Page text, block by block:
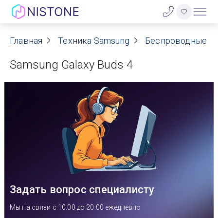
Акции
О нас
Договор оферты
Реквизиты
Контакты
Гарантия
Главная Техника Samsung Беспроводные
Samsung Galaxy Buds 4
Задать вопрос специалисту
Мы на связи с 10:00 до 20:00 ежедневно